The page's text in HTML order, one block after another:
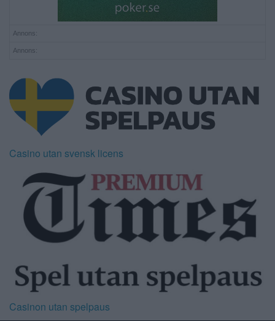
Annons:
Annons:
Casino utan svensk licens
Casinon utan spelpaus